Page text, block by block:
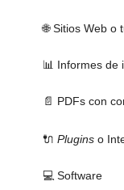
🌐 Sitios Web o
📊 Informes de
📄 PDFs con
🔌 Plugins o
💻 Software